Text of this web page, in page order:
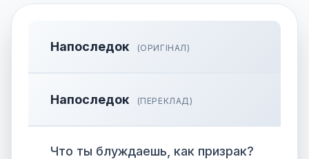
Напоследок (ОРИГІНАЛ)
Напоследок (ПЕРЕКЛАД)
Что ты блуждаешь, как призрак?